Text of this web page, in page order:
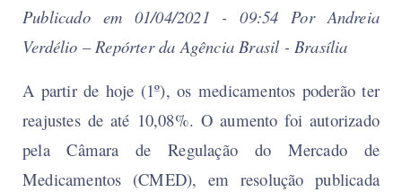
Publicado em 01/04/2021 - 09:54 Por Andreia
Verdélio – Repórter da Agência Brasil - Brasília
A partir de hoje (1º), os medicamentos poderão ter
reajustes de até 10,08%. O aumento foi autorizado
pela Câmara de Regulação do Mercado de
Medicamentos (CMED), em resolução publicada